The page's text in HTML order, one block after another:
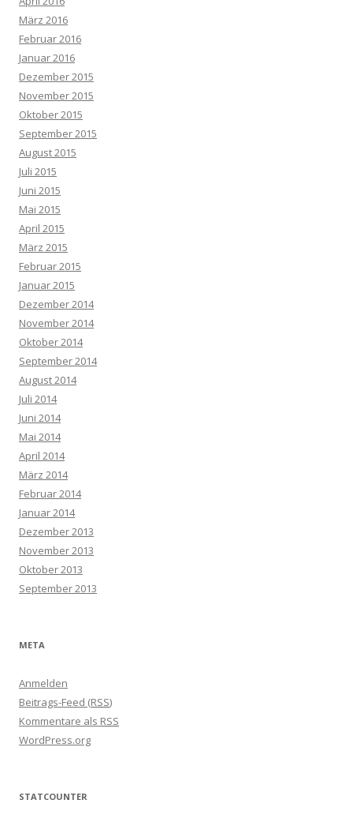
März 2016
Februar 2016
Januar 2016
Dezember 2015
November 2015
Oktober 2015
September 2015
August 2015
Juli 2015
Juni 2015
Mai 2015
April 2015
März 2015
Februar 2015
Januar 2015
Dezember 2014
November 2014
Oktober 2014
September 2014
August 2014
Juli 2014
Juni 2014
Mai 2014
April 2014
März 2014
Februar 2014
Januar 2014
Dezember 2013
November 2013
Oktober 2013
September 2013
META
Anmelden
Beitrags-Feed (RSS)
Kommentare als RSS
WordPress.org
STATCOUNTER